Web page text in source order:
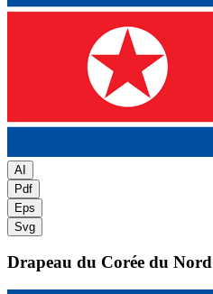
AI
Pdf
Eps
Svg
Drapeau du Corée du Nord